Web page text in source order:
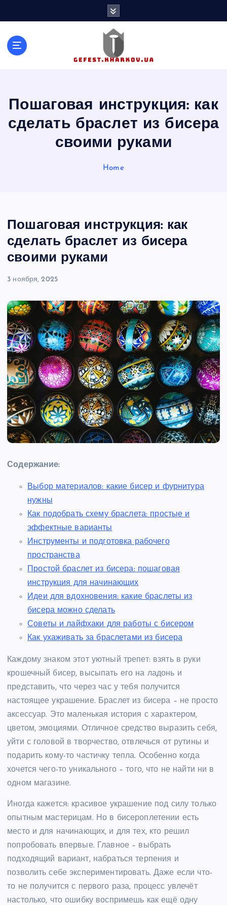
Пошаговая инструкция: как
сделать браслет из бисера
своими руками
Home
Пошаговая инструкция: как
сделать браслет из бисера
своими руками
3 ноября, 2025
Содержание:
Выбор материалов: какие бисер и фурнитура
нужны
Как подобрать схему браслета: простые и
эффектные варианты
Инструменты и подготовка рабочего
пространства
Простой браслет из бисера: пошаговая
инструкция для начинающих
Идеи для вдохновения: какие браслеты из
бисера можно сделать
Советы и лайфхаки для работы с бисером
Как ухаживать за браслетами из бисера
Каждому знаком этот уютный трепет: взять в руки
крошечный бисер, высыпать его на ладонь и
представить, что через час у тебя получится
настоящее украшение. Браслет из бисера – не просто
аксессуар. Это маленькая история с характером,
цветом, эмоциями. Отличное средство выразить себя,
уйти с головой в творчество, отвлечься от рутины и
подарить кому-то частичку тепла. Особенно когда
хочется чего-то уникального – того, что не найти ни в
одном магазине.
Иногда кажется: красивое украшение под силу только
опытным мастерицам. Но в бисероплетении есть
место и для начинающих, и для тех, кто решил
попробовать впервые. Главное – выбрать
подходящий вариант, набраться терпения и
позволить себе экспериментировать. Даже если что-
то не получится с первого раза, процесс увлечёт
настолько, что ошибку воспримешь как ещё одну